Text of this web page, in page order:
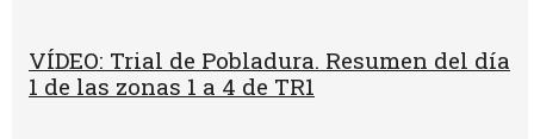
VÍDEO: Trial de Pobladura. Resumen del día
1 de las zonas 1 a 4 de TR1